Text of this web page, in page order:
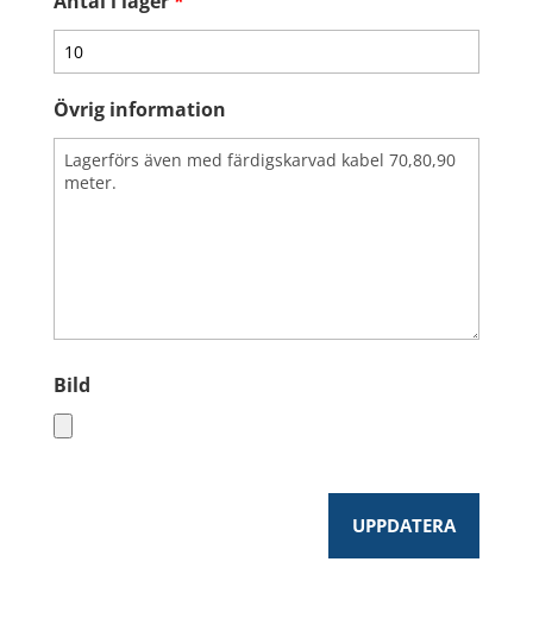
Övrig information
Bild